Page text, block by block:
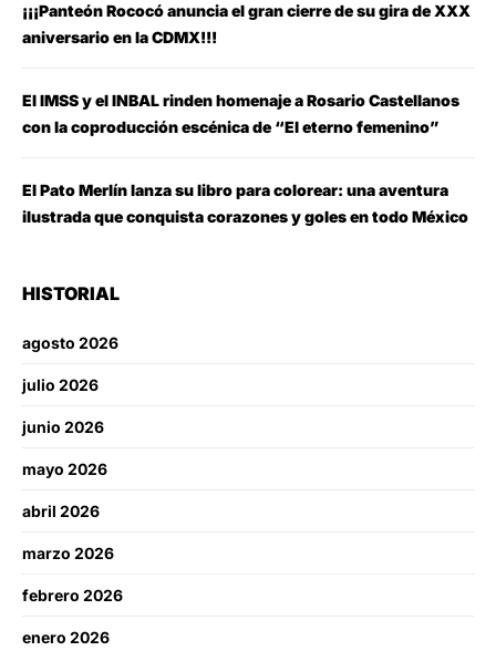
¡¡¡Panteón Rococó anuncia el gran cierre de su gira de XXX
aniversario en la CDMX!!!
El IMSS y el INBAL rinden homenaje a Rosario Castellanos
con la coproducción escénica de “El eterno femenino”
El Pato Merlín lanza su libro para colorear: una aventura
ilustrada que conquista corazones y goles en todo México
HISTORIAL
agosto 2026
julio 2026
junio 2026
mayo 2026
abril 2026
marzo 2026
febrero 2026
enero 2026